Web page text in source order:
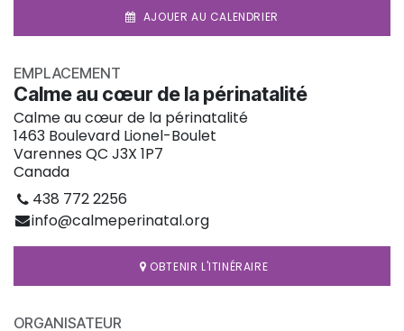
AJOUER AU CALENDRIER
EMPLACEMENT
Calme au cœur de la périnatalité
Calme au cœur de la périnatalité
1463 Boulevard Lionel-Boulet
Varennes QC J3X 1P7
Canada
438 772 2256
info@calmeperinatal.org
OBTENIR L'ITINÉRAIRE
ORGANISATEUR